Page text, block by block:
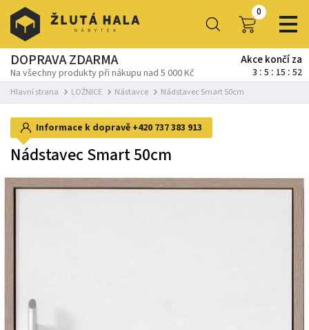
0
DOPRAVA ZDARMA
Na všechny produkty při nákupu nad 5 000 Kč
Akce končí za
3 5 15 51
Hlavní strana LOŽNICE Nástavce Nádstavec Smart 50cm
Informace k dopravě +420 737 383 913
Nádstavec Smart 50cm